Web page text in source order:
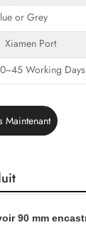
or Grey
Xiamen Port
Working Days
Maintenant
90 mm